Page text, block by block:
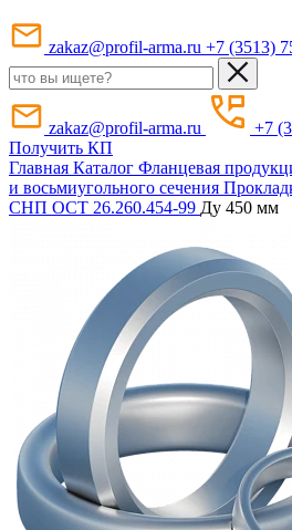
zakaz@profil-arma.ru +7 (3513)
zakaz@profil-arma.ru
+7
Получить КП
Главная Каталог Фланцевая
и восьмиугольного сечения
СНП ОСТ 26.260.454-99 Ду 450 мм